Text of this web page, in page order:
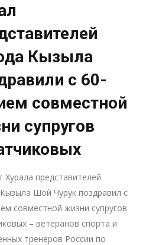
Кызыла
с 60-
совместной
супругов
Хурала представителей
Шой Чурук поздравил с
совместной жизни супругов
– ветеранов спорта и
тренеров России по